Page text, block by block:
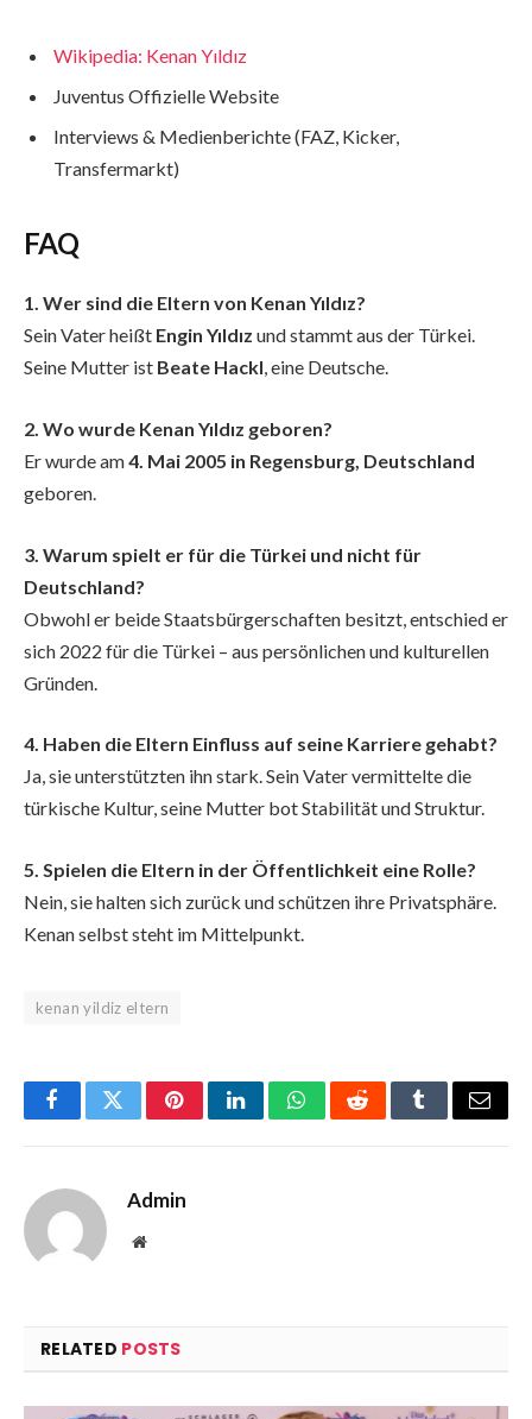
Wikipedia: Kenan Yıldız
Juventus Offizielle Website
Interviews & Medienberichte (FAZ, Kicker,
Transfermarkt)
FAQ
1. Wer sind die Eltern von Kenan Yıldız?
Sein Vater heißt Engin Yıldız und stammt aus der Türkei.
Seine Mutter ist Beate Hackl, eine Deutsche.
2. Wo wurde Kenan Yıldız geboren?
Er wurde am4. Mai 2005 in Regensburg, Deutschland
geboren.
3. Warum spielt er für die Türkei und nicht für
Deutschland?
Obwohl er beide Staatsbürgerschaften besitzt, entschied er
sich 2022 für die Türkei – aus persönlichen und kulturellen
Gründen.
4. Haben die Eltern Einfluss auf seine Karriere gehabt?
Ja, sie unterstützten ihn stark. Sein Vater vermittelte die
türkische Kultur, seine Mutter bot Stabilität und Struktur.
5. Spielen die Eltern in der Öffentlichkeit eine Rolle?
Nein, sie halten sich zurück und schützen ihre Privatsphäre.
Kenan selbst steht im Mittelpunkt.
kenan yildiz eltern
FacebookTwitterPinterestLinkedInWhatsAppRedditTumblrEmail
Admin
Website
RELATED POSTS